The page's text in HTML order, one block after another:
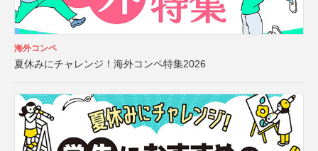
海外コンペ
夏休みにチャレンジ！海外コンペ特集2026